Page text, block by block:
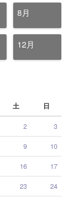
8月
12月
土 日
2 3
9 10
16 17
23 24